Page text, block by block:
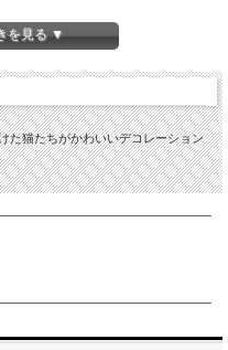
を見る ▼
た猫たちがかわいいデコレーション